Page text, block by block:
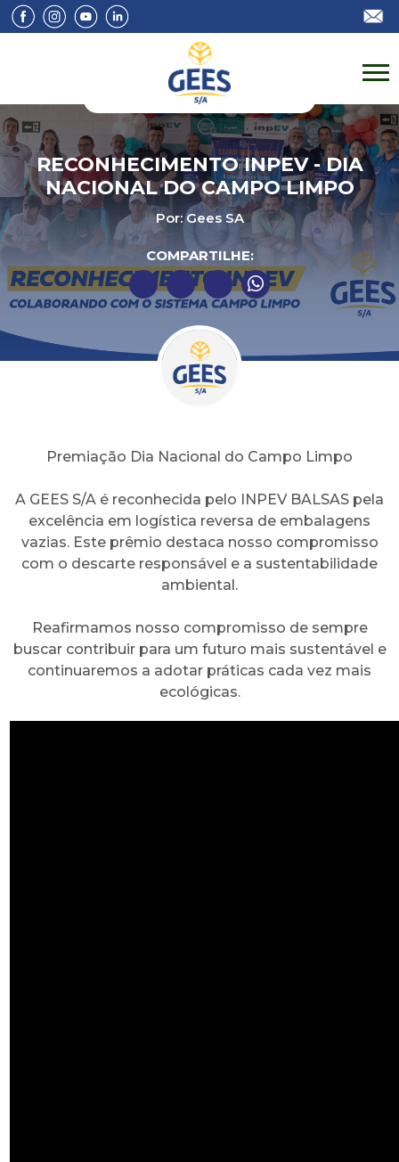
RECONHECIMENTO INPEV - DIA
NACIONAL DO CAMPO LIMPO
Por: Gees SA
COMPARTILHE:
Premiação Dia Nacional do Campo Limpo
A GEES S/A é reconhecida pelo INPEV BALSAS pela
excelência em logística reversa de embalagens
vazias. Este prêmio destaca nosso compromisso
com o descarte responsável e a sustentabilidade
ambiental.
Reafirmamos nosso compromisso de sempre
buscar contribuir para um futuro mais sustentável e
continuaremos a adotar práticas cada vez mais
ecológicas.